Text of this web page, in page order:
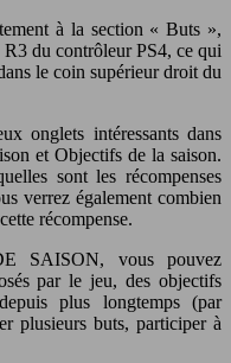
à la section « Buts »,
du contrôleur PS4, ce qui
le coin supérieur droit du
onglets intéressants dans
et Objectifs de la saison.
sont les récompenses
verrez également combien
récompense.
SAISON, vous pouvez
par le jeu, des objectifs
plus longtemps (par
plusieurs buts, participer à